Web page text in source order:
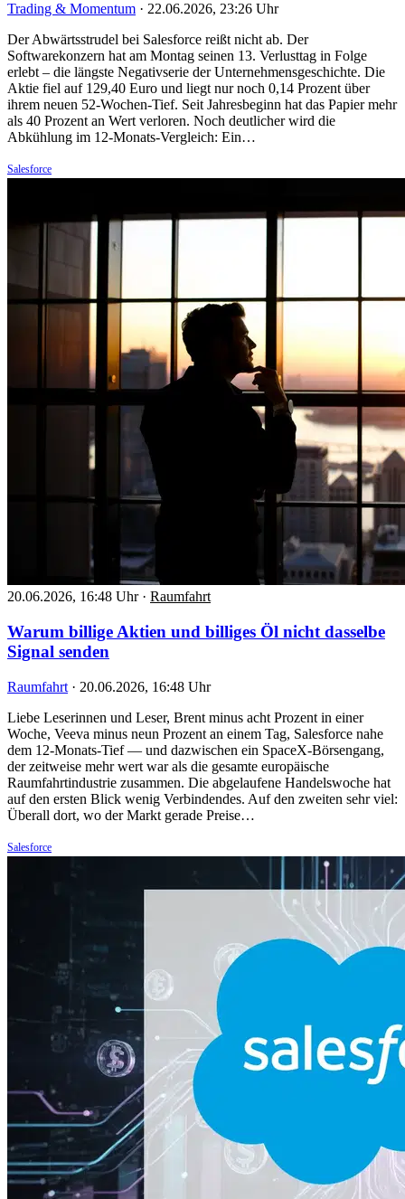
Trading & Momentum · 22.06.2026, 23:26 Uhr
Der Abwärtsstrudel bei Salesforce reißt nicht ab. Der
Softwarekonzern hat am Montag seinen 13. Verlusttag in Folge
erlebt – die längste Negativserie der Unternehmensgeschichte. Die
Aktie fiel auf 129,40 Euro und liegt nur noch 0,14 Prozent über
ihrem neuen 52-Wochen-Tief. Seit Jahresbeginn hat das Papier mehr
als 40 Prozent an Wert verloren. Noch deutlicher wird die
Abkühlung im 12-Monats-Vergleich: Ein…
Salesforce
20.06.2026, 16:48 Uhr · Raumfahrt
Warum billige Aktien und billiges Öl nicht dasselbe
Signal senden
Raumfahrt · 20.06.2026, 16:48 Uhr
Liebe Leserinnen und Leser, Brent minus acht Prozent in einer
Woche, Veeva minus neun Prozent an einem Tag, Salesforce nahe
dem 12-Monats-Tief — und dazwischen ein SpaceX-Börsengang,
der zeitweise mehr wert war als die gesamte europäische
Raumfahrtindustrie zusammen. Die abgelaufene Handelswoche hat
auf den ersten Blick wenig Verbindendes. Auf den zweiten sehr viel:
Überall dort, wo der Markt gerade Preise…
Salesforce